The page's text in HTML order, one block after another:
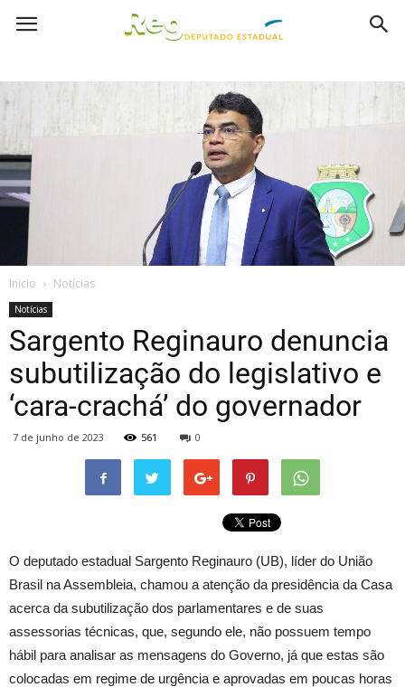
Inicio Notícias
Notícias
Sargento Reginauro denuncia
subutilização do legislativo e
‘cara-crachá’ do governador
7 de junho de 2023 561 0
O deputado estadual Sargento Reginauro (UB), líder do União
Brasil na Assembleia, chamou a atenção da presidência da Casa
acerca da subutilização dos parlamentares e de suas
assessorias técnicas, que, segundo ele, não possuem tempo
hábil para analisar as mensagens do Governo, já que estas são
colocadas em regime de urgência e aprovadas em poucas horas